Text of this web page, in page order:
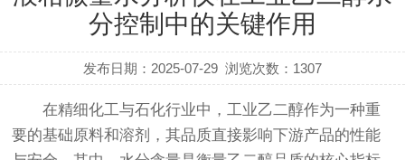
分控制中的关键作用
发布日期：2025-07-29 浏览次数： 1307
在精细化工与石化行业中，工业乙二醇作为一种重
要的基础原料和溶剂，其品质直接影响下游产品的性能